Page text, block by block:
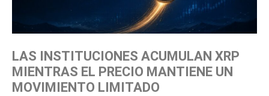
LAS INSTITUCIONES ACUMULAN XRP
MIENTRAS EL PRECIO MANTIENE UN
MOVIMIENTO LIMITADO